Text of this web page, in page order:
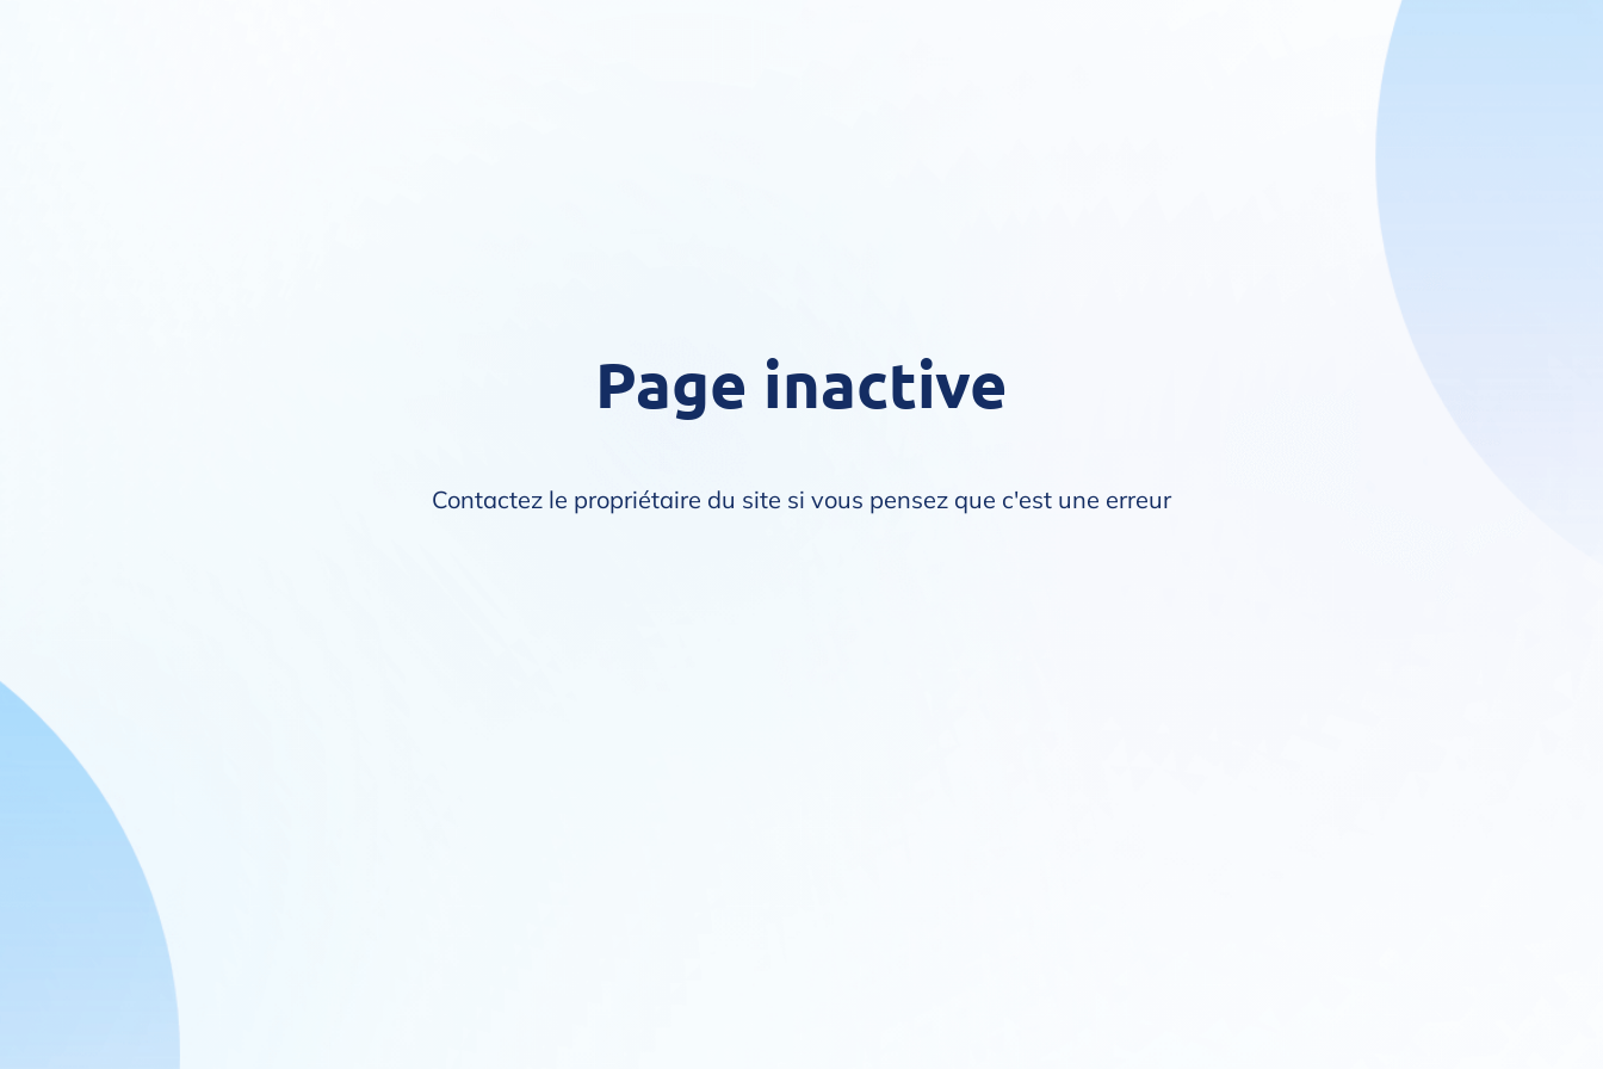
Page inactive
Contactez le propriétaire du site si vous pensez que c'est une erreur